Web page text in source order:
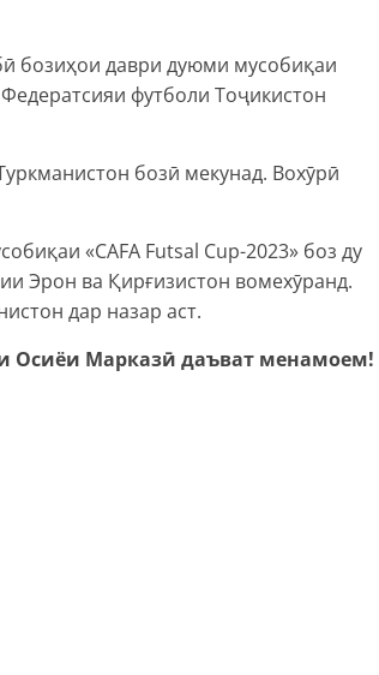
бозиҳои даври дуюми мусобиқаи
футболи Тоҷикистон
бозӣ мекунад. Вохӯрӣ
«CAFA Futsal Cup-2023» боз ду
Эрон ва Қирғизистон вомехӯранд.
дар назар аст.
Осиёи Марказӣ даъват менамоем!